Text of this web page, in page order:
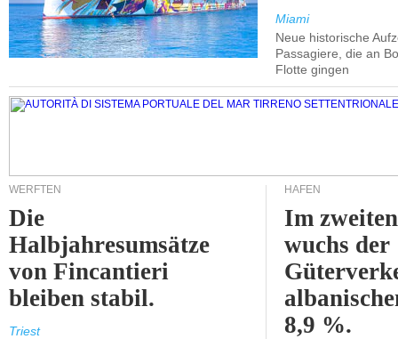
Miami
Neue historische
Passagiere, die an
Flotte gingen
WERFTEN
Die
Halbjahresumsätze
von Fincantieri
bleiben stabil.
Triest
HÄFEN
Im
wuchs der
8,9 %.